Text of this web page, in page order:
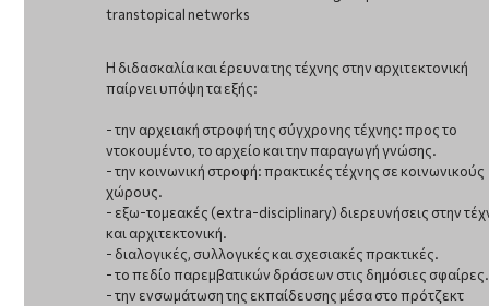
transtopical networks
Η διδασκαλία και έρευνα της τέχνης στην αρχιτεκτονική
παίρνει υπόψη τα εξής:
- την αρχειακή στροφή της σύγχρονης τέχνης: προς το
ντοκουμέντο, το αρχείο και την παραγωγή γνώσης.
- την κοινωνική στροφή: πρακτικές τέχνης σε κοινωνικούς
χώρους.
- εξω-τομεακές (extra-disciplinary) διερευνήσεις στην
και αρχιτεκτονική.
- διαλογικές, συλλογικές και σχεσιακές πρακτικές.
- το πεδίο παρεμβατικών δράσεων στις δημόσιες σφαίρες.
- την ενσωμάτωση της εκπαίδευσης μέσα στο πρότζεκτ